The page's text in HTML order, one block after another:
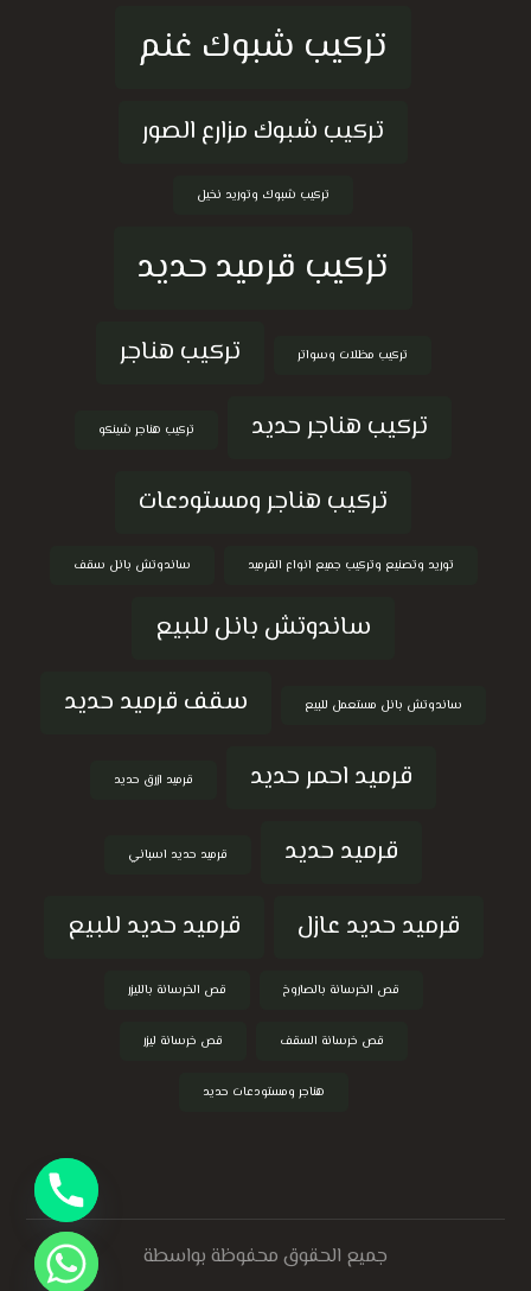
تركيب شبوك غنم
تركيب شبوك مزارع الصور
تركيب شبوك وتوريد نخيل
تركيب قرميد حديد
تركيب مظلات وسواتر
تركيب هناجر
تركيب هناجر حديد
تركيب هناجر شينكو
تركيب هناجر ومستودعات
توريد وتصنيع وتركيب جميع انواع القرميد ساندوتش بانل سقف
ساندوتش بانل للبيع
ساندوتش بانل مستعمل للبيع
سقف قرميد حديد
قرميد احمر حديد
قرميد ازرق حديد
قرميد حديد قرميد حديد اسباني
قرميد حديد عازل قرميد حديد للبيع
قص الخرسانة بالصاروخ قص الخرسانة بالليزر
قص خرسانة السقف قص خرسانة ليزر
هناجر ومستودعات حديد
جميع الحقوق محفوظة بواسطة